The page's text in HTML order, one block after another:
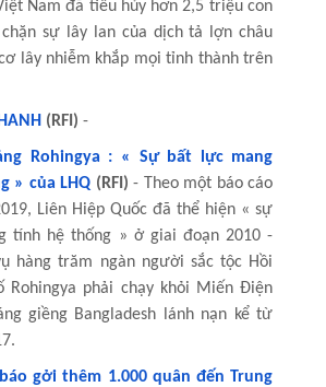
Nam đã tiêu hủy hơn 2,5 triệu con
chặn sự lây lan của dịch tả lợn châu
lây nhiễm khắp mọi tỉnh thành trên
(RFI) -
Rohingya : « Sự bất lực mang
» của LHQ (RFI) - Theo một báo cáo
Liên Hiệp Quốc đã thể hiện « sự
tính hệ thống » ở giai đoạn 2010 -
hàng trăm ngàn người sắc tộc Hồi
Rohingya phải chạy khỏi Miến Điện
giềng Bangladesh lánh nạn kể từ
gởi thêm 1.000 quân đến Trung